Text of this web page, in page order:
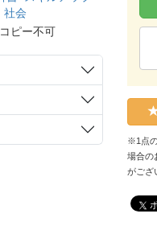
社会
ピー不可
※1点
場合の
がござ